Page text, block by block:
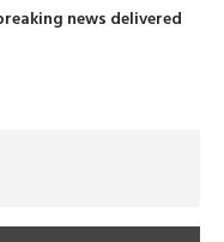
news delivered